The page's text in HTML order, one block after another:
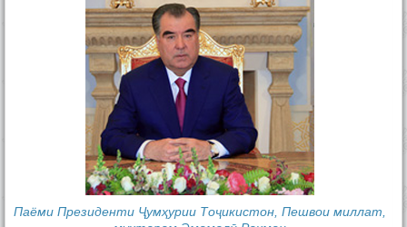
Паёми Президенти Ҷумҳурии Тоҷикистон, Пешвои миллат,